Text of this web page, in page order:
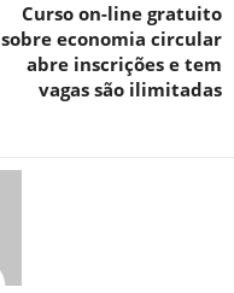
Curso on-line gratuito
sobre economia circular
abre inscrições e tem
vagas são ilimitadas